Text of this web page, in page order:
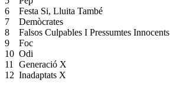
6
Festa Si, Lluita També
7
Demòcrates
8
Falsos Culpables I Pressumtes Innocents
9
Foc
10 Odi
11
Generació X
12 Inadaptats X